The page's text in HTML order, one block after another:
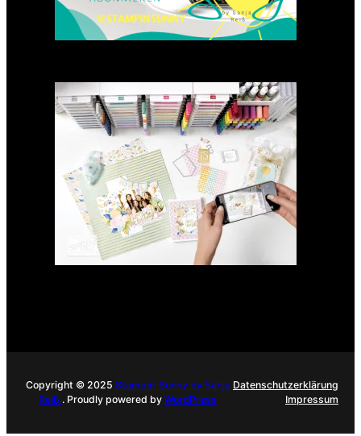
GANZ NEU: Scrapbooking
Club 2025
21. Januar 2025
Copyright © 2025 Stampin‘ Sunny by Sanja
Reiß . Proudly powered by WordPress
Datenschutzerklärung
Impressum